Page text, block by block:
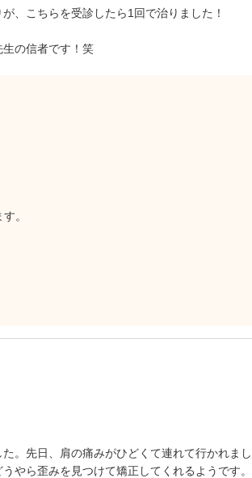
、こちらを受診したら1回で治りました！
の信者です！笑
。
。先日、肩の痛みがひどくて連れて行かれまし
やら歪みを見つけて矯正してくれるようです。